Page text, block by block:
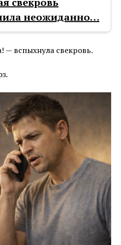
неожиданно…
— вспыхнула свекровь.